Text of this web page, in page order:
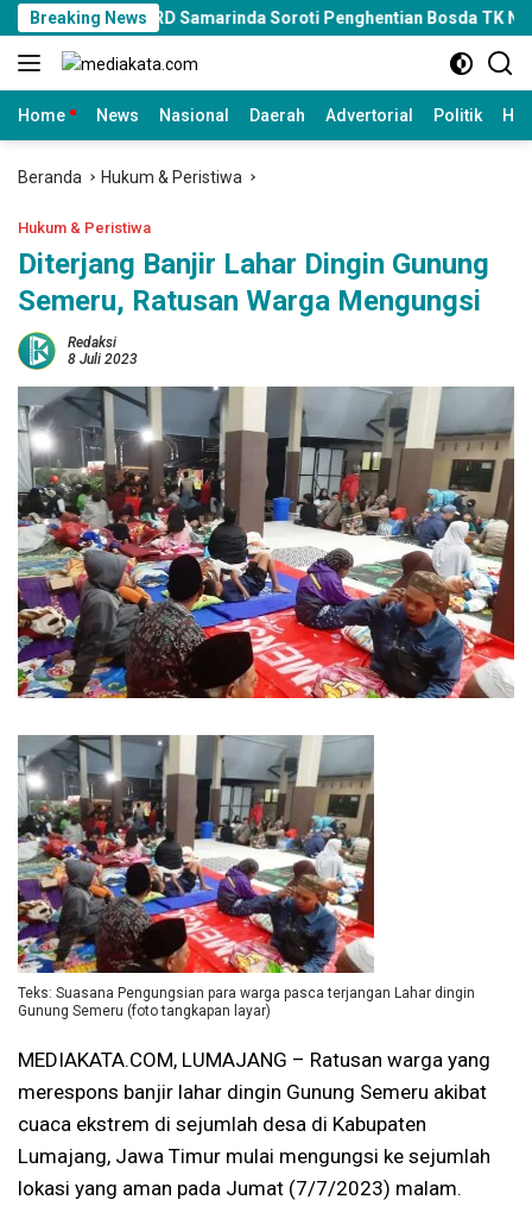
Langsung
ke
konten
Breaking News
DPRD Samarinda Soroti Penghentian Bosda TK Negeri, Minta
Home News Nasional Daerah Advertorial Politik
Beranda Hukum & Peristiwa
Hukum & Peristiwa
Diterjang Banjir Lahar Dingin Gunung
Semeru, Ratusan Warga Mengungsi
Redaksi
8 Juli 2023
Teks: Suasana Pengungsian para warga pasca terjangan Lahar dingin
Gunung Semeru (foto tangkapan layar)
MEDIAKATA.COM, LUMAJANG – Ratusan warga yang
merespons banjir lahar dingin Gunung Semeru akibat
cuaca ekstrem di sejumlah desa di Kabupaten
Lumajang, Jawa Timur mulai mengungsi ke sejumlah
lokasi yang aman pada Jumat (7/7/2023) malam.